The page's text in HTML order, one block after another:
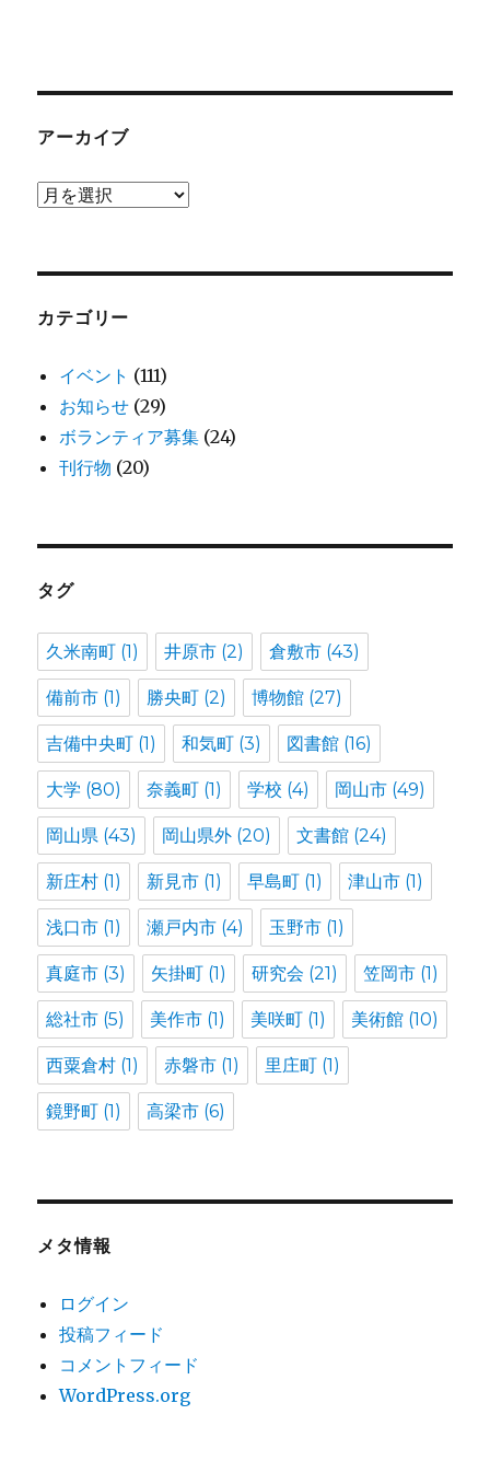
アーカイブ
ア
ブ
カテゴリー
イベント (111)
お知らせ (29)
ボランティア募集 (24)
刊行物 (20)
タグ
久米南町 (1) 井原市 (2) 倉敷市 (43)
備前市 (1) 勝央町 (2) 博物館 (27)
吉備中央町 (1) 和気町 (3) 図書館 (16)
大学 (80) 奈義町 (1) 学校 (4) 岡山市 (49)
岡山県 (43) 岡山県外 (20) 文書館 (24)
新庄村 (1) 新見市 (1) 早島町 (1) 津山市 (1)
浅口市 (1) 瀬戸内市 (4) 玉野市 (1)
真庭市 (3) 矢掛町 (1) 研究会 (21) 笠岡市 (1)
総社市 (5) 美作市 (1) 美咲町 (1) 美術館 (10)
西粟倉村 (1) 赤磐市 (1) 里庄町 (1)
鏡野町 (1) 高梁市 (6)
メタ情報
ログイン
投稿フィード
コメントフィード
WordPress.org